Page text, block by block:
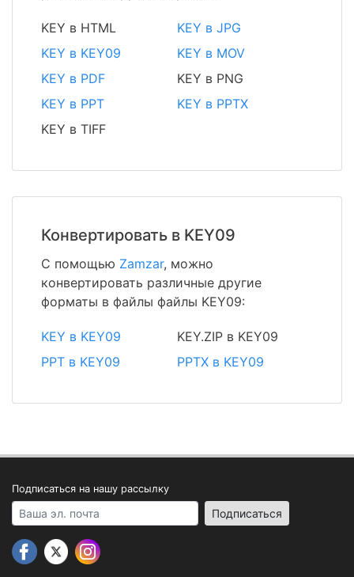
KEY в HTML
KEY в JPG
KEY в KEY09
KEY в MOV
KEY в PDF
KEY в PNG
KEY в PPT
KEY в PPTX
KEY в TIFF
Конвертировать в KEY09
С помощью Zamzar, можно
конвертировать различные другие
форматы в файлы файлы KEY09:
KEY в KEY09
KEY.ZIP в KEY09
PPT в KEY09
PPTX в KEY09
Подписаться на нашу рассылку
Your email address Подписаться